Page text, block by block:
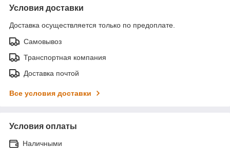
Условия доставки
Доставка осуществляется только по предоплате.
Самовывоз
Транспортная компания
Доставка почтой
Все условия доставки
Условия оплаты
Наличными